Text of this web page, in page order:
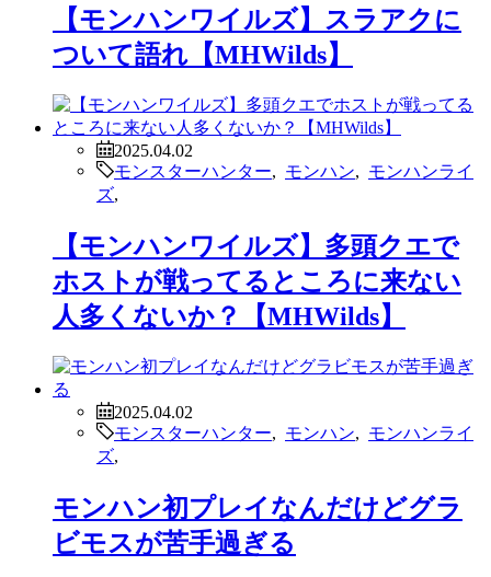
【モンハンワイルズ】スラアクに
ついて語れ【MHWilds】
2025.04.02
モンスターハンター
モンハン
モンハンライ
ズ
【モンハンワイルズ】多頭クエで
ホストが戦ってるところに来ない
人多くないか？【MHWilds】
2025.04.02
モンスターハンター
モンハン
モンハンライ
ズ
モンハン初プレイなんだけどグラ
ビモスが苦手過ぎる